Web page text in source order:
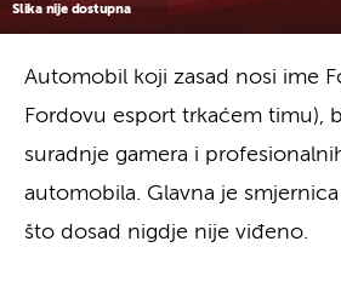
Slika nije dostupna
Automobil koji zasad nosi ime
Fordovu esport trkaćem timu),
suradnje gamera i
automobila. Glavna je
što dosad nigdje nije viđeno.